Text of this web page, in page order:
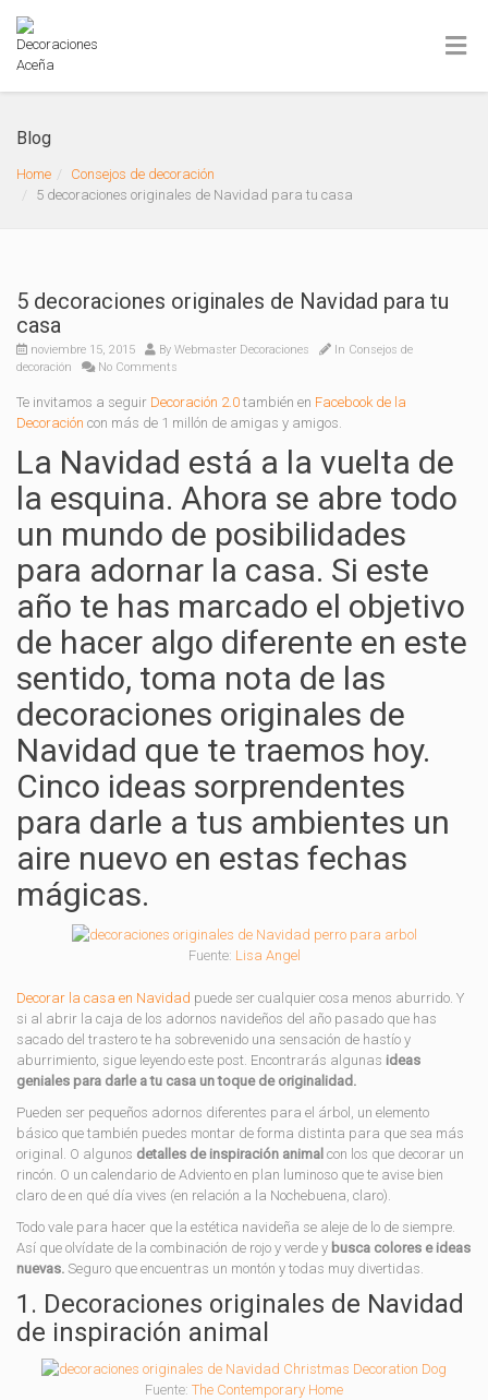
Blog
Home
Consejos de decoración
5 decoraciones originales de Navidad para tu casa
5 decoraciones originales de Navidad para tu
casa
noviembre 15, 2015 By Webmaster Decoraciones In Consejos de
decoración
No Comments
Te invitamos a seguir Decoración 2.0 también en Facebook de la
Decoración con más de 1 millón de amigas y amigos.
La Navidad está a la vuelta de
la esquina. Ahora se abre todo
un mundo de posibilidades
para adornar la casa. Si este
año te has marcado el objetivo
de hacer algo diferente en este
sentido, toma nota de las
decoraciones originales de
Navidad que te traemos hoy.
Cinco ideas sorprendentes
para darle a tus ambientes un
aire nuevo en estas fechas
mágicas.
Fuente: Lisa Angel
Decorar la casa en Navidad puede ser cualquier cosa menos aburrido. Y
si al abrir la caja de los adornos navideños del año pasado que has
sacado del trastero te ha sobrevenido una sensación de hastío y
aburrimiento, sigue leyendo este post. Encontrarás algunas ideas
geniales para darle a tu casa un toque de originalidad.
Pueden ser pequeños adornos diferentes para el árbol, un elemento
básico que también puedes montar de forma distinta para que sea más
original. O algunos detalles de inspiración animal con los que decorar un
rincón. O un calendario de Adviento en plan luminoso que te avise bien
claro de en qué día vives (en relación a la Nochebuena, claro).
Todo vale para hacer que la estética navideña se aleje de lo de siempre.
Así que olvídate de la combinación de rojo y verde y busca colores e ideas
nuevas. Seguro que encuentras un montón y todas muy divertidas.
1. Decoraciones originales de Navidad
de inspiración animal
Fuente: The Contemporary Home